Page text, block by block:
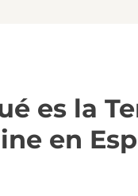
es la
en